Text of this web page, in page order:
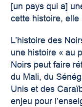
[un pays qui a]
cette histoire, elle
L’histoire des
une histoire « au
Noirs peut faire
du Mali, du
Unis et des
enjeu pour